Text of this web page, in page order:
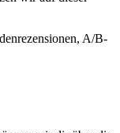
A/B-